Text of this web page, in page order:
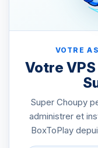
VOTRE
Votre
Super Choupy
administrer et
BoxToPlay